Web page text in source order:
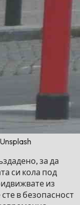
за да
си кола под
из
в безопасност